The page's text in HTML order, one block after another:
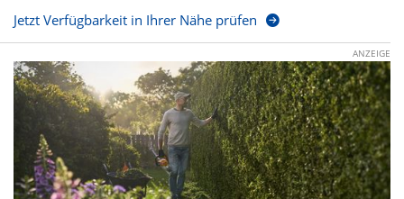
Jetzt Verfügbarkeit in Ihrer Nähe prüfen
ANZEIGE